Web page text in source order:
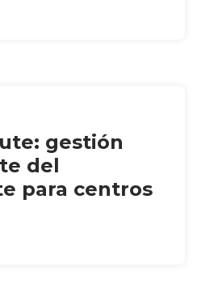
gestión
del
para centros